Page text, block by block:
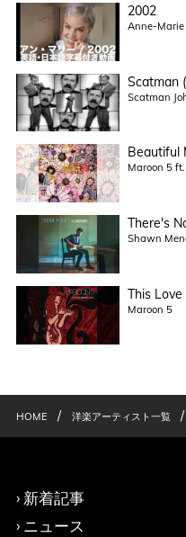
2002
Anne-Marie
Scatman
Scatman
Beautiful
Maroon 5
There's
Shawn
This Love
Maroon 5
HOME / 洋楽アーティスト一覧 /
新着記事
ニュース